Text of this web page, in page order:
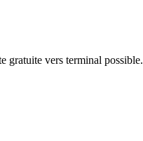
gratuite vers terminal possible.